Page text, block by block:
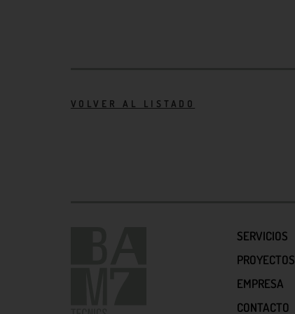
VOLVER AL LISTADO
SERVICIOS
PROYECTOS
EMPRESA
CONTACTO